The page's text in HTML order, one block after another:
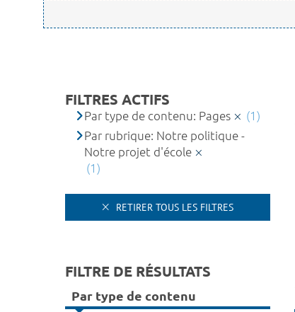
FILTRES ACTIFS
Par type de contenu: Pages
(1)
Par rubrique: Notre politique -
Notre projet d'école
(1)
RETIRER TOUS LES FILTRES
FILTRE DE RÉSULTATS
Par type de contenu